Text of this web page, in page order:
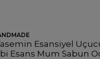
Esansiyel
Esans Mum Sabun